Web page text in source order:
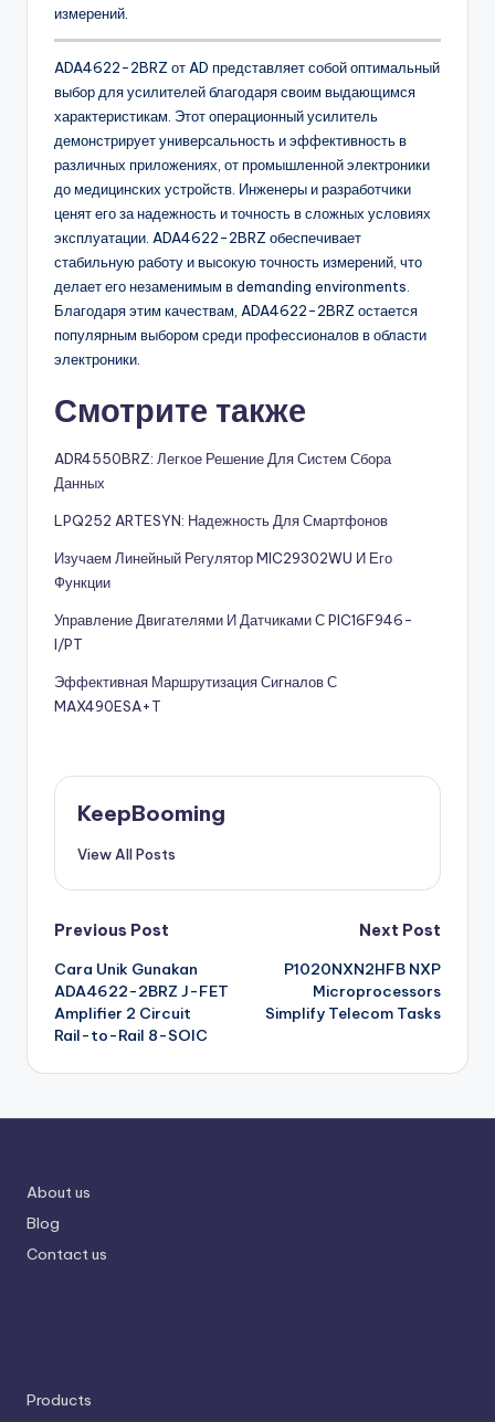
измерений.
ADA4622-2BRZ от AD представляет собой оптимальный
выбор для усилителей благодаря своим выдающимся
характеристикам. Этот операционный усилитель
демонстрирует универсальность и эффективность в
различных приложениях, от промышленной электроники
до медицинских устройств. Инженеры и разработчики
ценят его за надежность и точность в сложных условиях
эксплуатации. ADA4622-2BRZ обеспечивает
стабильную работу и высокую точность измерений, что
делает его незаменимым в demanding environments.
Благодаря этим качествам, ADA4622-2BRZ остается
популярным выбором среди профессионалов в области
электроники.
Смотрите также
ADR4550BRZ: Легкое Решение Для Систем Сбора
Данных
LPQ252 ARTESYN: Надежность Для Смартфонов
Изучаем Линейный Регулятор MIC29302WU И Его
Функции
Управление Двигателями И Датчиками С PIC16F946-
I/PT
Эффективная Маршрутизация Сигналов С
MAX490ESA+T
KeepBooming
View All Posts
Post
navigation
Previous Post
Cara Unik Gunakan
ADA4622-2BRZ J-FET
Amplifier 2 Circuit
Rail-to-Rail 8-SOIC
Next Post
P1020NXN2HFB NXP
Microprocessors
Simplify Telecom Tasks
About us
Blog
Contact us
Products